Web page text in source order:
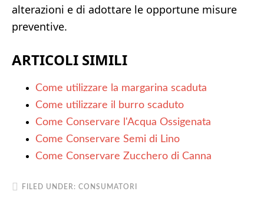
alterazioni e di adottare le opportune misure
preventive.
ARTICOLI SIMILI
Come utilizzare la margarina scaduta
Come utilizzare il burro scaduto
Come Conservare l'Acqua Ossigenata
Come Conservare Semi di Lino
Come Conservare Zucchero di Canna
FILED UNDER: CONSUMATORI